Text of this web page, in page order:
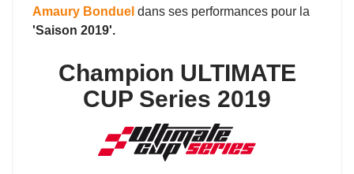
Amaury Bonduel dans ses performances pour la
'Saison 2019'.
Champion ULTIMATE
CUP Series 2019